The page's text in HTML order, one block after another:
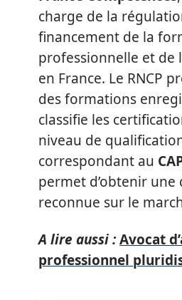
charge de la
financement de la
professionnelle et de
en France. Le RNCP
des formations
classifie les
niveau de
correspondant au
permet d’obtenir une
reconnue sur le
A lire aussi :Avocat
professionnel